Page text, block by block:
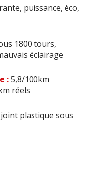
puissance, éco,
1800 tours,
éclairage
:5,8/100km
réels
joint plastique sous